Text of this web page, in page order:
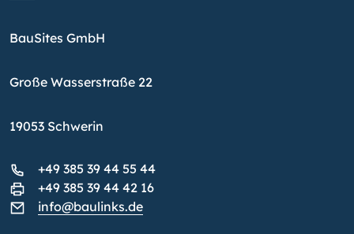
BauSites GmbH
Große Wasserstraße 22
19053 Schwerin
+49 385 39 44 55 44
+49 385 39 44 42 16
info@baulinks.de